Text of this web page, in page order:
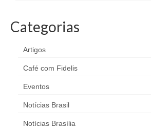
Categorias
Artigos
Café com Fidelis
Eventos
Notícias Brasil
Notícias Brasília